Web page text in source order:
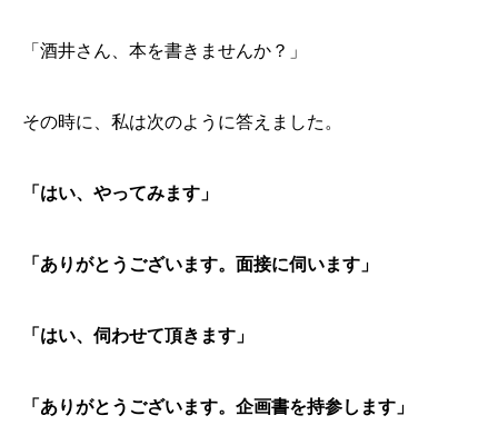
「酒井さん、本を書きませんか？」
その時に、私は次のように答えました。
「はい、やってみます」
「ありがとうございます。面接に伺います」
「はい、伺わせて頂きます」
「ありがとうございます。企画書を持参します」